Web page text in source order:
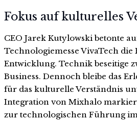
Fokus auf kulturelles
CEO Jarek Kutylowski betonte
Technologiemesse VivaTech die
Entwicklung. Technik beseitige
Business. Dennoch bleibe das
für das kulturelle Verständnis
Integration von Mixhalo
zur technologischen Führung